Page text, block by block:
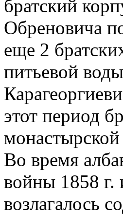
братский
Обреновича
еще 2
питьевой
этот период
Во время
войны 1858 г.
возлагалось